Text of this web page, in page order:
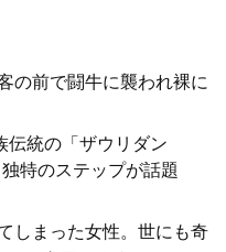
の前で闘牛に襲われ裸に
伝統の「ザウリダン
特のステップが話題
しまった女性。世にも奇